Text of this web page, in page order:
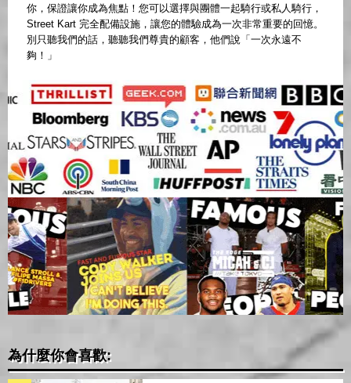
你，保證讓你成為焦點！您可以選擇與團體一起騎行或私人騎行，
Street Kart 完全配備設施，讓您的體驗成為一次非常重要的回憶。
別只聽我們的話，聽聽我們尊貴的顧客，他們說「一次永遠不
夠！」
為什麼你會喜歡: